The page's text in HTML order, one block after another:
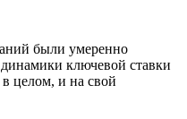
были умеренно
ключевой ставки
целом, и на свой